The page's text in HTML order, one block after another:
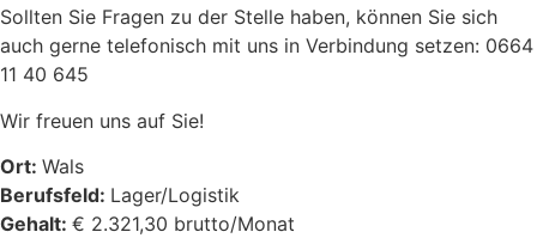
Sollten Sie Fragen zu der Stelle haben, können Sie sich
auch gerne telefonisch mit uns in Verbindung setzen: 0664
11 40 645
Wir freuen uns auf Sie!
Ort: Wals
Berufsfeld: Lager/Logistik
Gehalt: € 2.321,30 brutto/Monat